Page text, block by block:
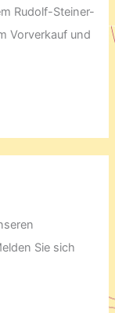
Rudolf-Steiner-
Vorverkauf und
Sie sich